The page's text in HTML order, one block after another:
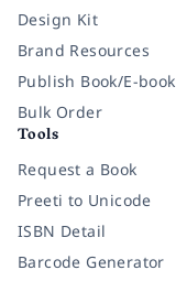
Design Kit
Brand Resources
Publish Book/E-book
Bulk Order
Tools
Request a Book
Preeti to Unicode
ISBN Detail
Barcode Generator